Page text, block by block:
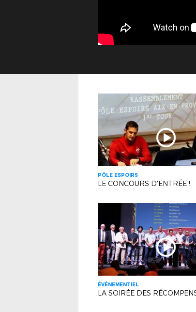
PÔLE ESPOIRS
LE CONCOURS D'ENTRÉE !
ÉVÉNEMENTIEL